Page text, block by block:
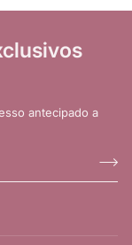
antecipado a